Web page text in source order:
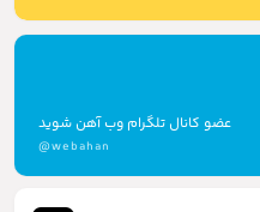
عضو کانال تلگرام وب آهن شوید
@webahan